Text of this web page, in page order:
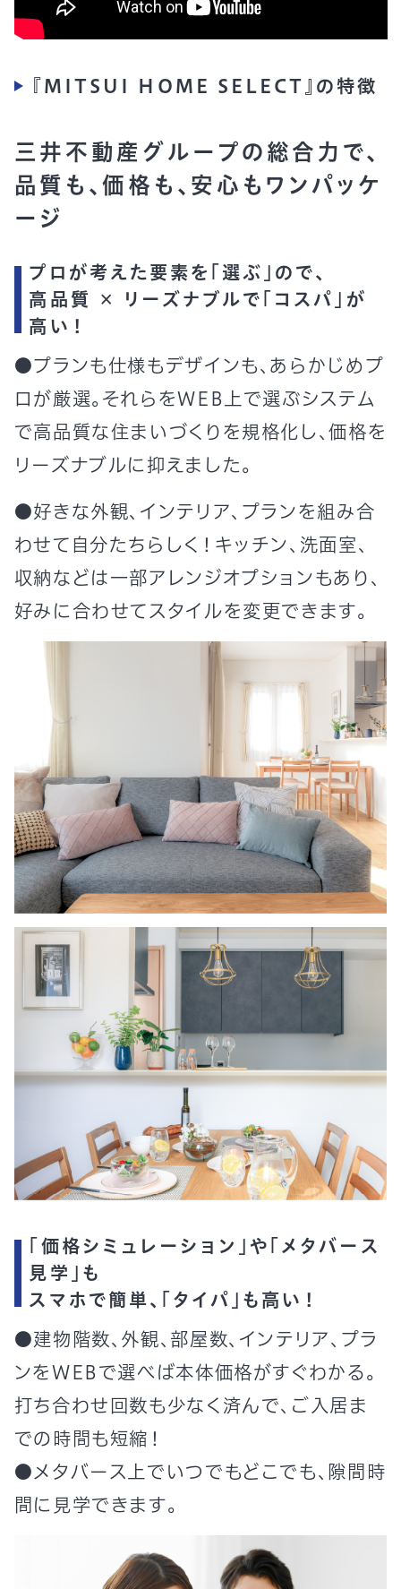
『MITSUI HOME SELECT』の特徴
三井不動産グループの総合力で、
品質も、価格も、安心もワンパッケ
ージ
プロが考えた要素を「選ぶ」ので、
高品質 × リーズナブルで「コスパ」が
高い！
●プランも仕様もデザインも、あらかじめプ
ロが厳選。それらをWEB上で選ぶシステム
で高品質な住まいづくりを規格化し、価格を
リーズナブルに抑えました。
●好きな外観、インテリア、プランを組み合
わせて自分たちらしく！キッチン、洗面室、
収納などは一部アレンジオプションもあり、
好みに合わせてスタイルを変更できます。
「価格シミュレーション」や「メタバース
見学」も
スマホで簡単、「タイパ」も高い ！
●建物階数、外観、部屋数、インテリア、プラ
ンをWEBで選べば本体価格がすぐわかる。
打ち合わせ回数も少なく済んで、ご入居ま
での時間も短縮！
●メタバース上でいつでもどこでも、隙間時
間に見学できます。